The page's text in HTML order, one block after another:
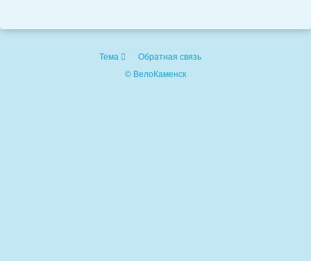
Тема
Обратная связь
© ВелоКаменск